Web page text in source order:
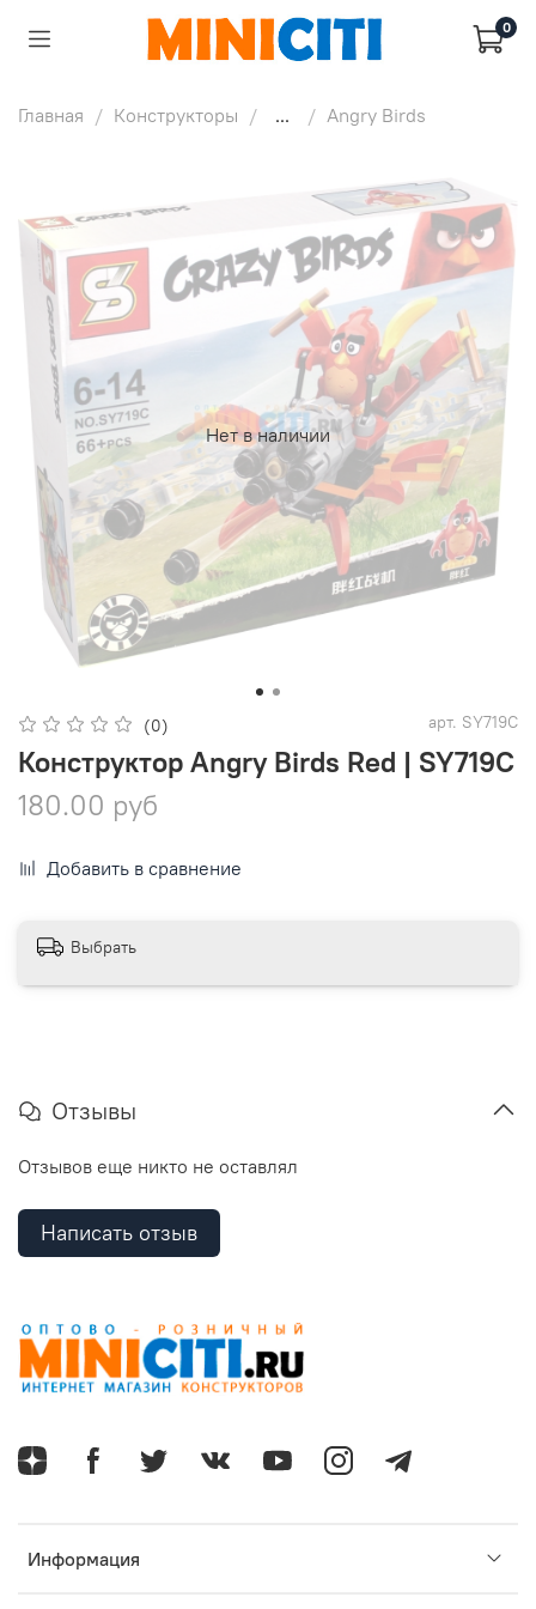
0
Главная Конструкторы ... Angry Birds
Нет в наличии
(0) арт. SY719C
Конструктор Angry Birds Red | SY719C
180.00 руб
Добавить в сравнение
Выбрать
Отзывы
Отзывов еще никто не оставлял
Написать отзыв
Информация